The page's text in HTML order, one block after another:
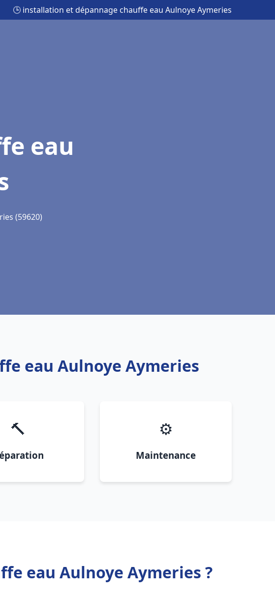
🕒 installation et dépannage chauffe eau Aulnoye Aymeries
eau
(59620)
eau Aulnoye Aymeries
🔨 ⚙️
Maintenance
eau Aulnoye Aymeries ?